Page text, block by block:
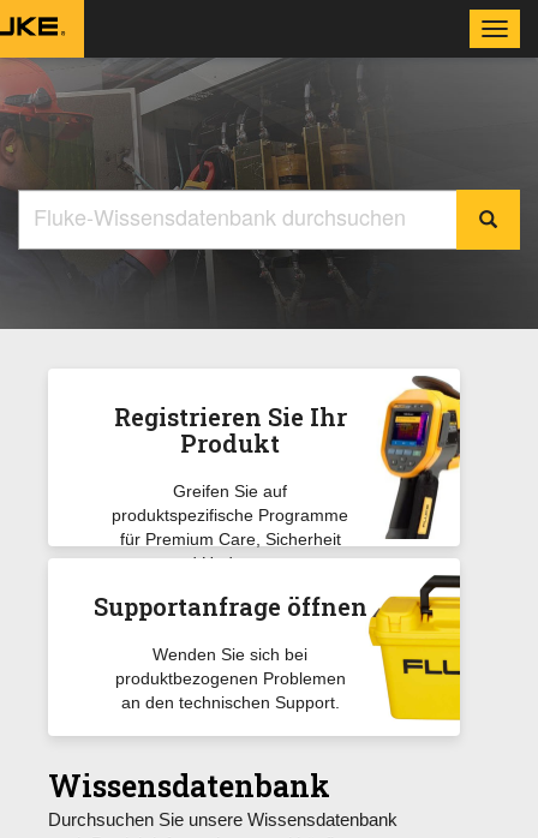
Registrieren Sie Ihr
Produkt
Greifen Sie auf
produktspezifische Programme
für Premium Care, Sicherheit
und Updates zu.
Supportanfrage öffnen
Wenden Sie sich bei
produktbezogenen Problemen
an den technischen Support.
Wissensdatenbank
Durchsuchen Sie unsere Wissensdatenbank